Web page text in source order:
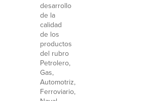
desarrollo
de la
calidad
de los
productos
del rubro
Petrolero,
Gas,
Automotriz,
Ferroviario,